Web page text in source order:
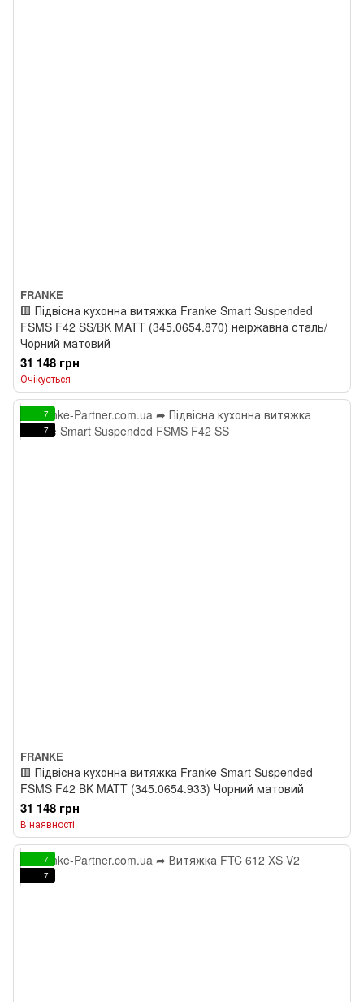
FRANKE
🟥 Підвісна кухонна витяжка Franke Smart Suspended
FSMS F42 SS/BK MATT (345.0654.870) неіржавна сталь/
Чорний матовий
31 148 грн
Очікується
7
7
FRANKE
🟥 Підвісна кухонна витяжка Franke Smart Suspended
FSMS F42 BK MATT (345.0654.933) Чорний матовий
31 148 грн
В наявності
7
7